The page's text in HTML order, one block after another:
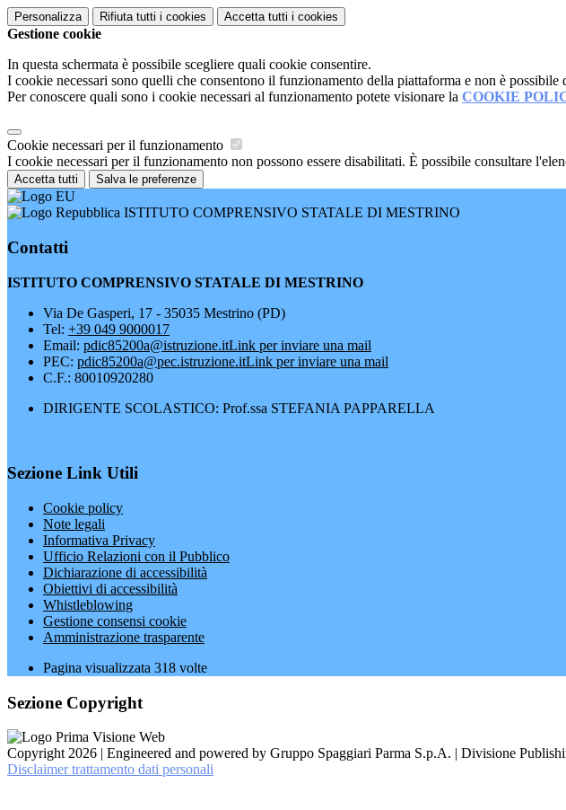
Personalizza Rifiuta tutti i cookies Accetta tutti i cookies
Gestione cookie
In questa schermata è possibile scegliere quali cookie consentire.
I cookie necessari sono quelli che consentono il funzionamento della piattaforma e non è possibile
Per conoscere quali sono i cookie necessari al funzionamento potete visionare la COOKIE
Cookie necessari per il funzionamento
I cookie necessari per il funzionamento non possono essere disabilitati. È possibile consultare
Accetta tutti Salva le preferenze
ISTITUTO COMPRENSIVO STATALE DI MESTRINO
Contatti
ISTITUTO COMPRENSIVO STATALE DI MESTRINO
Via De Gasperi, 17 - 35035 Mestrino (PD)
Tel: +39 049 9000017
Email: pdic85200a@istruzione.itLink per inviare una mail
PEC: pdic85200a@pec.istruzione.itLink per inviare una mail
C.F.: 80010920280
DIRIGENTE SCOLASTICO: Prof.ssa STEFANIA PAPPARELLA
Sezione Link Utili
Cookie policy
Note legali
Informativa Privacy
Ufficio Relazioni con il Pubblico
Dichiarazione di accessibilità
Obiettivi di accessibilità
Whistleblowing
Gestione consensi cookie
Amministrazione trasparente
Pagina visualizzata 318 volte
Sezione Copyright
Copyright 2026 | Engineered and powered by Gruppo Spaggiari Parma S.p.A. | Divisione
Disclaimer trattamento dati personali